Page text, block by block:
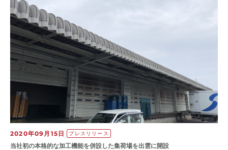
2020年09月15日 プレスリリース
当社初の本格的な加工機能を併設した集荷場を出雲に開設